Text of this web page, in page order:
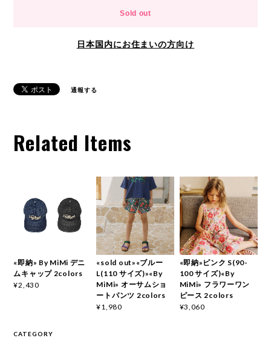
Sold out
日本国内にお住まいの方向け
通報する
Related Items
«即納» By MiMi デニ
ムキャップ 2colors
¥2,430
«sold out»«ブルー
L(110 サイズ)»«By
MiMi» オーサムショ
ートパンツ 2colors
¥1,980
«即納»ピンク S(90-
100 サイズ)«By
MiMi» フラワーワン
ピース 2colors
¥3,060
CATEGORY